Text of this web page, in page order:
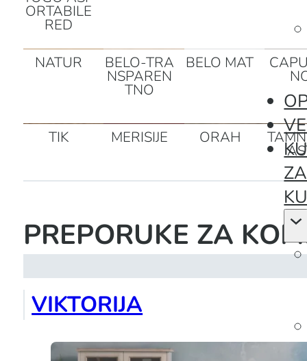
ZA
ORTABILE
RED
NATUR
BELO-TRA
NSPAREN
TNO
BELO MAT
TIK MERISIJE ORAH
PREPORUKE ZA
VIKTORIJA